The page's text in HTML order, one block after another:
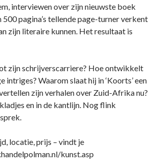
interviewen over zijn nieuwste boek
500 pagina’s tellende page-turner verkent
zijn literaire kunnen. Het resultaat is
zijn schrijverscarriere? Hoe ontwikkelt
intriges? Waarom slaat hij in ‘Koorts’ een
zijn verhalen over Zuid-Afrika nu?
en in de kantlijn. Nog flink
locatie, prijs – vindt je
kunst.asp